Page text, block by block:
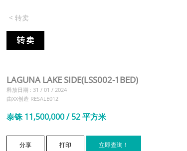
< 转卖
LAGUNA LAKE SIDE(LSS002-1BED)
释放日期 : 31 / 01 / 2024
由XX创造 RESALE012
泰铢 11,500,000 / 52 平方米
分享 打印 立即查询！